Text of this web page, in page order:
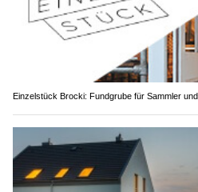
Einzelstück Brocki: Fundgrube für Sammler